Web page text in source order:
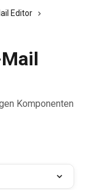
Editor
Komponenten